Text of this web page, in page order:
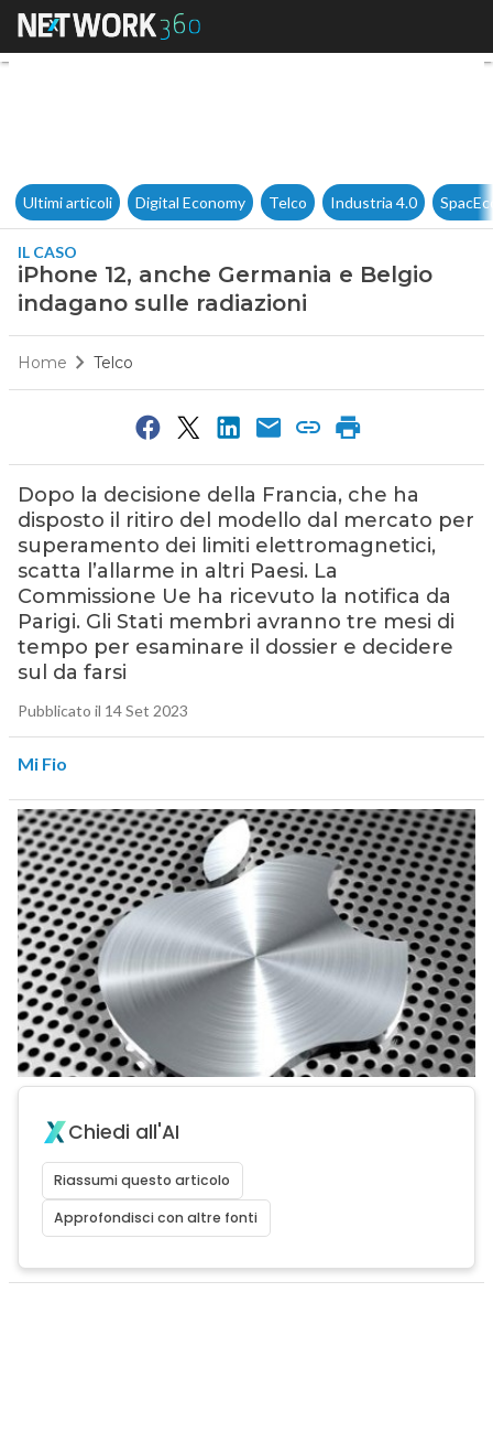
iPhone 12, anche Germania
Ultimi articoli Digital Economy Telco Industria 4.0
IL CASO
iPhone 12, anche Germania e Belgio
indagano sulle radiazioni
Home Telco
Dopo la decisione della Francia, che ha
disposto il ritiro del modello dal mercato per
superamento dei limiti elettromagnetici,
scatta l’allarme in altri Paesi. La
Commissione Ue ha ricevuto la notifica da
Parigi. Gli Stati membri avranno tre mesi di
tempo per esaminare il dossier e decidere
sul da farsi
Pubblicato il 14 Set 2023
Mi Fio
Chiedi all'AI
Riassumi questo articolo
Approfondisci con altre fonti